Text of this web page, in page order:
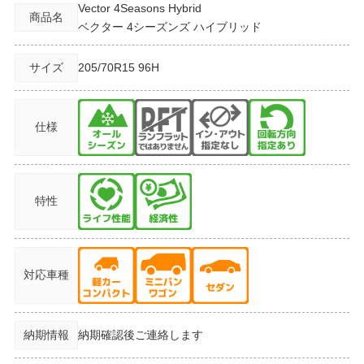
商品名
Vector 4Seasons Hybrid
ベクター 4シーズンズ ハイブリッド
サイズ 205/70R15 96H
仕様
特性
対応車種
納期情報 納期確認後ご連絡します